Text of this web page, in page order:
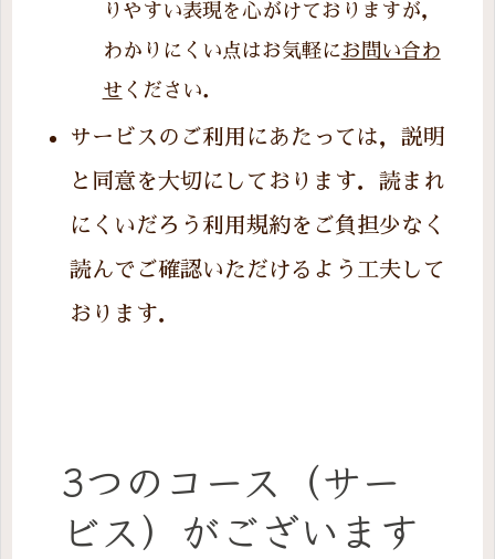
りやすい表現を心がけておりますが，
わかりにくい点はお気軽にお問い合わ
せ ください．
サービスのご利用にあたっては，説明
と同意を大切にしております．読まれ
にくいだろう利用規約をご負担少なく
読んでご確認いただけるよう工夫して
おります．
3つのコース（サー
ビス）がございます